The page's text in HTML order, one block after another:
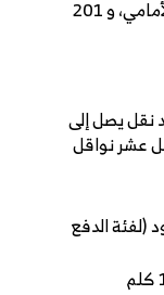
السرعة القصوى: 190 كم/ س لفئة الدفع الأمامي، و 201
نقل يصل إلى
عشر نواقل
(لفئة الدفع